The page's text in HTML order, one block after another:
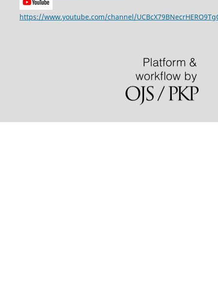
https://www.youtube.com/channel/